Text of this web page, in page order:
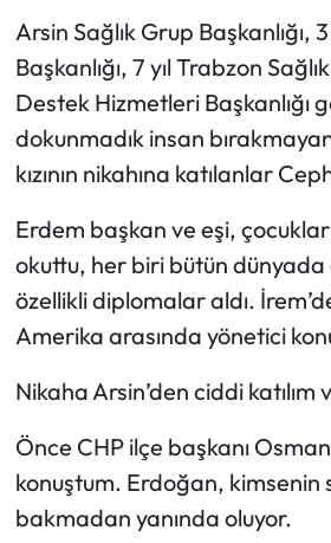
Arsin Sağlık Grup Başkanlığı,
Başkanlığı, 7 yıl Trabzon
Destek Hizmetleri Başkanlığı
dokunmadık insan
kızının nikahına katılanlar
Erdem başkan ve eşi,
okuttu, her biri bütün
özellikli diplomalar aldı.
Amerika arasında yönetici
Nikaha Arsin’den ciddi katılım
Önce CHP ilçe başkanı
konuştum. Erdoğan, kimsenin
bakmadan yanında oluyor.